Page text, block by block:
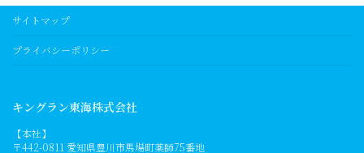
ペ
ー
送
り
ジ ジ ジ ジ
サイトマップ
プライバシーポリシー
キングラン東海株式会社
【本社】
〒442-0811 愛知県豊川市馬場町薬師75番地